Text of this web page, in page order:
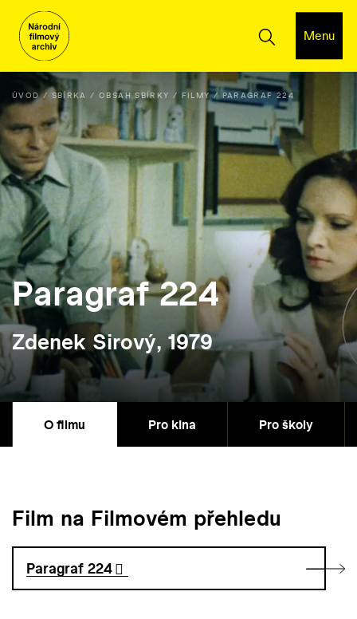
Menu
ÚVOD SBÍRKA OBSAH SBÍRKY FILMY PARAGRAF 224
Paragraf 224
Zdenek Sirový, 1979
O filmu Pro kina Pro školy
Film na Filmovém přehledu
Paragraf 224